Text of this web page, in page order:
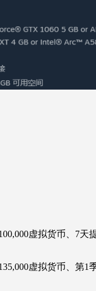
虚拟货币、7
虚拟货币、第